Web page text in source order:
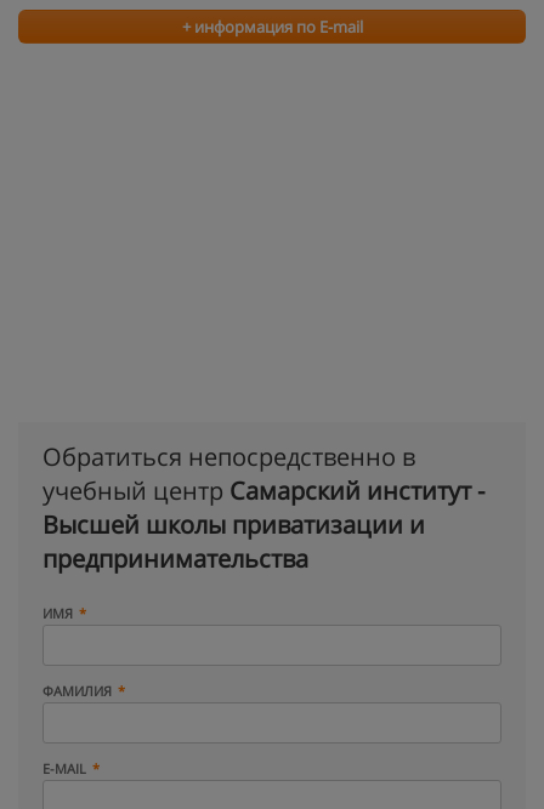
+ информация по E-mail
Обратиться непосредственно в
учебный центр Самарский институт -
Высшей школы приватизации и
предпринимательства
ИМЯ
ФАМИЛИЯ
E-MAIL